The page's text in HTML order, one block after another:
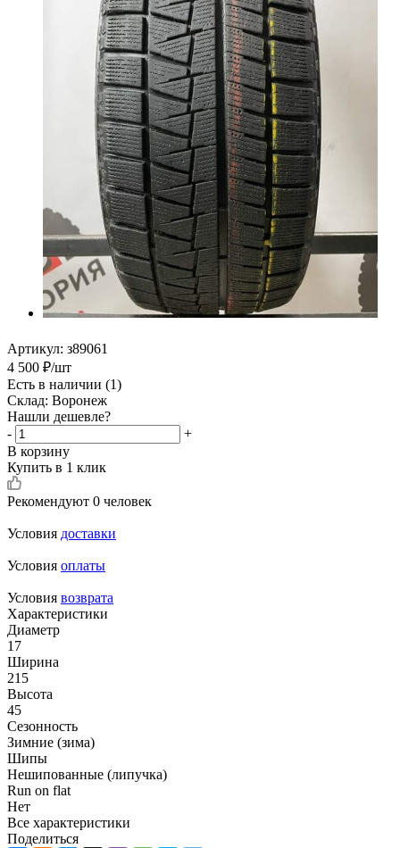
Артикул: з89061
4 500 ₽/шт
Есть в наличии (1)
Склад: Воронеж
Нашли дешевле?
-
+
В корзину
Купить в 1 клик
Рекомендуют 0 человек
Условия доставки
Условия оплаты
Условия возврата
Характеристики
Диаметр
17
Ширина
215
Высота
45
Сезонность
Зимние (зима)
Шипы
Нешипованные (липучка)
Run on flat
Нет
Все характеристики
Поделиться